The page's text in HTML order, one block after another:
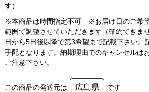
す）
※本商品は時間指定不可 ※お届け日のご希
範囲で調整させていただきます（確約できま
日から5日後以降で第3希望まで記載下さい。
手配となります。納期理由でのキャンセルは
ご注意下さい。
この商品の発送元は 広島県 です